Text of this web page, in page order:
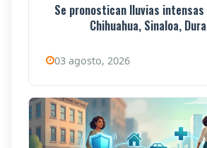
Se pronostican lluvias intensas
Chihuahua, Sinaloa,
03 agosto, 2026